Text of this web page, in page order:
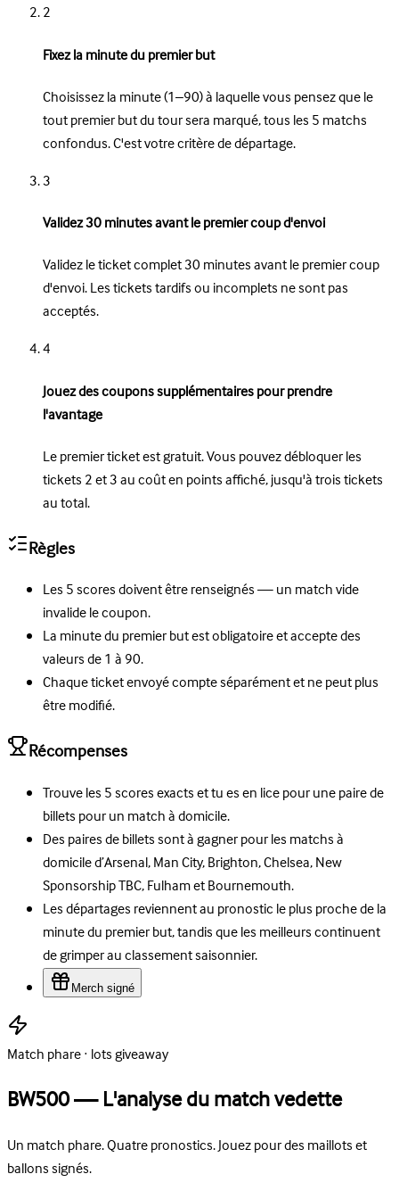
2
Fixez la minute du premier but
Choisissez la minute (1–90) à laquelle vous pensez que le
tout premier but du tour sera marqué, tous les 5 matchs
confondus. C'est votre critère de départage.
3
Validez 30 minutes avant le premier coup d'envoi
Validez le ticket complet 30 minutes avant le premier coup
d'envoi. Les tickets tardifs ou incomplets ne sont pas
acceptés.
4
Jouez des coupons supplémentaires pour prendre
l'avantage
Le premier ticket est gratuit. Vous pouvez débloquer les
tickets 2 et 3 au coût en points affiché, jusqu'à trois tickets
au total.
Règles
Les 5 scores doivent être renseignés — un match vide
invalide le coupon.
La minute du premier but est obligatoire et accepte des
valeurs de 1 à 90.
Chaque ticket envoyé compte séparément et ne peut plus
être modifié.
Récompenses
Trouve les 5 scores exacts et tu es en lice pour une paire de
billets pour un match à domicile.
Des paires de billets sont à gagner pour les matchs à
domicile d’Arsenal, Man City, Brighton, Chelsea, New
Sponsorship TBC, Fulham et Bournemouth.
Les départages reviennent au pronostic le plus proche de la
minute du premier but, tandis que les meilleurs continuent
de grimper au classement saisonnier.
Merch signé
Match phare · lots giveaway
BW500 — L'analyse du match vedette
Un match phare. Quatre pronostics. Jouez pour des maillots et
ballons signés.